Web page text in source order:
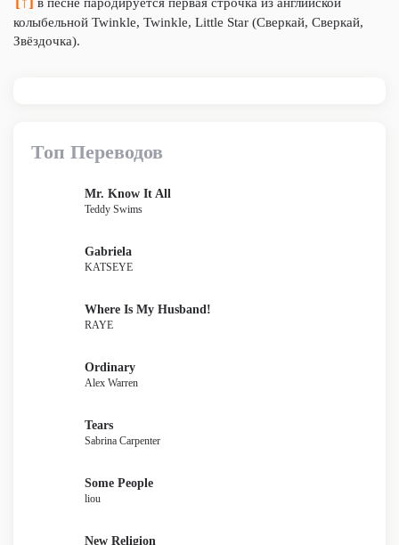
колыбельной Twinkle, Twinkle, Little Star (Сверкай, Сверкай,
Звёздочка).
Топ Переводов
Mr. Know It All
Teddy Swims
Gabriela
KATSEYE
Where Is My Husband!
RAYE
Ordinary
Alex Warren
Tears
Sabrina Carpenter
Some People
liou
New Religion